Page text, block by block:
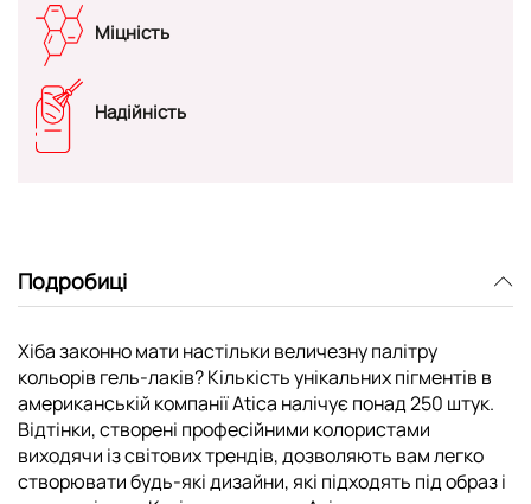
Міцність
Надійність
Подробиці
Хіба законно мати настільки величезну палітру
кольорів гель-лаків? Кількість унікальних пігментів в
американській компанії Atica налічує понад 250 штук.
Відтінки, створені професійними колористами
виходячи із світових трендів, дозволяють вам легко
створювати будь-які дизайни, які підходять під образ і